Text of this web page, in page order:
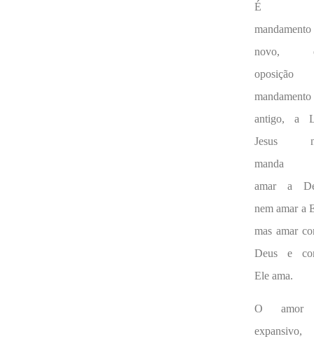
É
mandamento
novo,
oposição
mandamento
antigo, a
Jesus
manda
amar a
nem amar a
mas amar
Deus e
Ele ama.
O
expansivo,